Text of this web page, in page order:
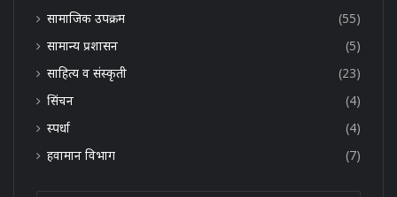
सामाजिक उपक्रम
(55)
सामान्य प्रशासन
(5)
साहित्य व संस्कृती
(23)
सिंचन
(4)
स्पर्धा
(4)
हवामान विभाग
(7)